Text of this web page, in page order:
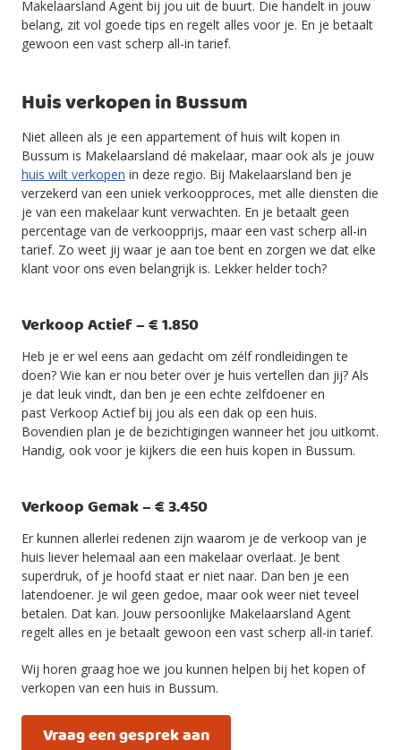
Makelaarsland Agent bij jou uit de buurt. Die handelt in jouw
belang, zit vol goede tips en regelt alles voor je. En je betaalt
gewoon een vast scherp all-in tarief.
Huis verkopen in Bussum
Niet alleen als je een appartement of huis wilt kopen in
Bussum is Makelaarsland dé makelaar, maar ook als je jouw
huis wilt verkopen in deze regio. Bij Makelaarsland ben je
verzekerd van een uniek verkoopproces, met alle diensten die
je van een makelaar kunt verwachten. En je betaalt geen
percentage van de verkoopprijs, maar een vast scherp all-in
tarief. Zo weet jij waar je aan toe bent en zorgen we dat elke
klant voor ons even belangrijk is. Lekker helder toch?
Verkoop Actief – € 1.850
Heb je er wel eens aan gedacht om zélf rondleidingen te
doen? Wie kan er nou beter over je huis vertellen dan jij? Als
je dat leuk vindt, dan ben je een echte zelfdoener en
past Verkoop Actief bij jou als een dak op een huis.
Bovendien plan je de bezichtigingen wanneer het jou uitkomt.
Handig, ook voor je kijkers die een huis kopen in Bussum.
Verkoop Gemak – € 3.450
Er kunnen allerlei redenen zijn waarom je de verkoop van je
huis liever helemaal aan een makelaar overlaat. Je bent
superdruk, of je hoofd staat er niet naar. Dan ben je een
latendoener. Je wil geen gedoe, maar ook weer niet teveel
betalen. Dat kan. Jouw persoonlijke Makelaarsland Agent
regelt alles en je betaalt gewoon een vast scherp all-in tarief.
Wij horen graag hoe we jou kunnen helpen bij het kopen of
verkopen van een huis in Bussum.
Vraag een gesprek aan